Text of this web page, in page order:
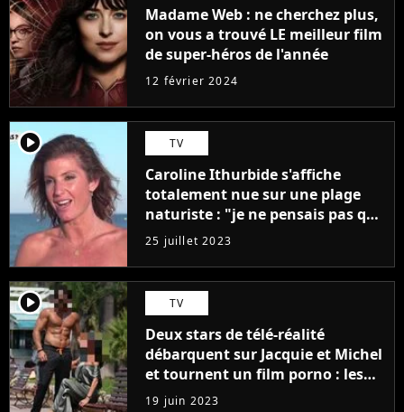
Madame Web : ne cherchez plus,
on vous a trouvé LE meilleur film
de super-héros de l'année
12 février 2024
player2 TV
Caroline Ithurbide s'affiche
totalement nue sur une plage
naturiste : "je ne pensais pas que
j'arriverais à le faire..."
25 juillet 2023
player2 TV
Deux stars de télé-réalité
débarquent sur Jacquie et Michel
et tournent un film porno : les
premières images du tournage
19 juin 2023